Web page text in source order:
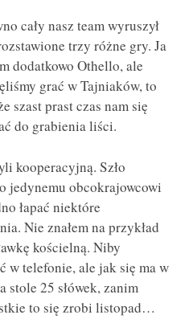
cały nasz team wyruszył
trzy różne gry. Ja
dodatkowo Othello, ale
grać w Tajniaków, to
szast prast czas nam się
do grabienia liści.
kooperacyjną. Szło
jedynemu obcokrajowcowi
łapać niektóre
Nie znałem na przykład
kościelną. Niby
w telefonie, ale jak się ma w
stole 25 słówek, zanim
to się zrobi listopad…